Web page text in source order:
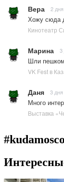
Вера 2
Хожу сюда
Кинотеатр
Марина 3
Шли
VK Fest в
Даня 3
Много
Выставка